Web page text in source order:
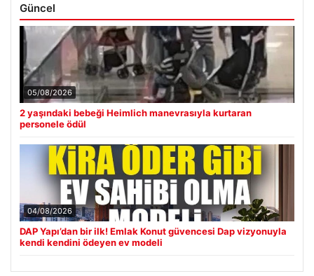
Güncel
05/08/2026
2 yaşındaki bebeği Heimlich manevrasıyla kurtaran
personele ödül
04/08/2026
DAP Yapı’dan bir ilk! Emlak Konut güvencesi Dap vizyonuyla
kendi kendini ödeyen ev modeli